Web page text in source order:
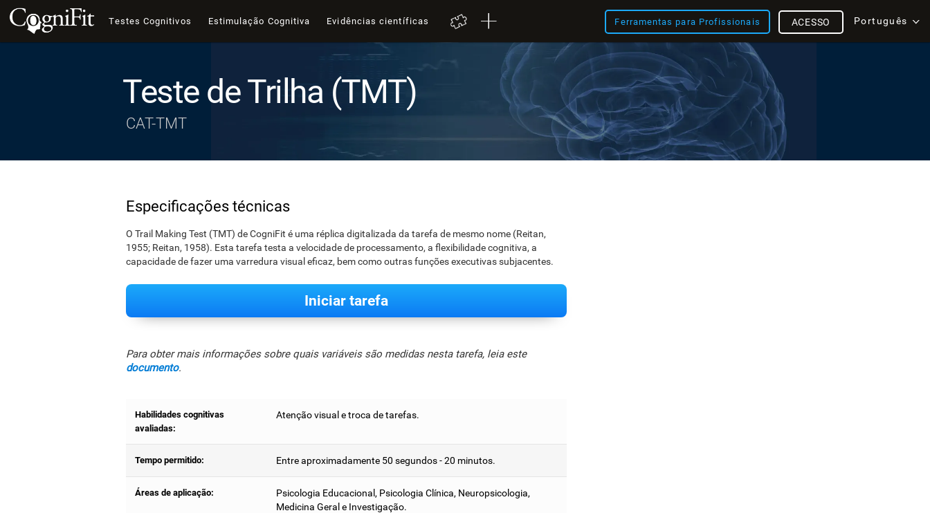
Testes Cognitivos Estimulação Cognitiva Evidências científicas Ferramentas para Profissionais Português
ACESSO
Teste de Trilha (TMT)
CAT-TMT
Especificações técnicas
O Trail Making Test (TMT) de CogniFit é uma réplica digitalizada da tarefa de mesmo nome (Reitan,
1955; Reitan, 1958). Esta tarefa testa a velocidade de processamento, a flexibilidade cognitiva, a
capacidade de fazer uma varredura visual eficaz, bem como outras funções executivas subjacentes.
Iniciar tarefa
Para obter mais informações sobre quais variáveis são medidas nesta tarefa, leia este
documento.
Habilidades cognitivas
avaliadas:
Atenção visual e troca de tarefas.
Tempo permitido: Entre aproximadamente 50 segundos - 20 minutos.
Áreas de aplicação:
Psicologia Educacional, Psicologia Clínica, Neuropsicologia,
Medicina Geral e Investigação.